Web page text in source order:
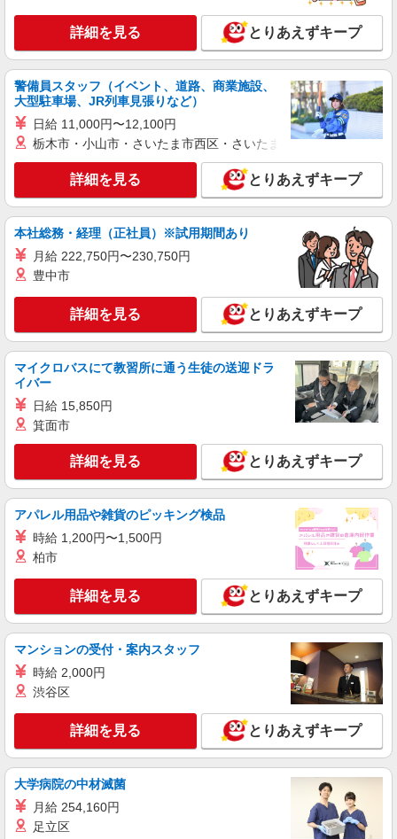
エイジフリーハウス横浜十日市場町
介護職／サービス付き高齢者向け住宅／夜勤専
従／パート
時給1,282円〜1,346円 ※経験・能力・資格等
による 社会福祉士・介護福祉士 時給1,346円 その
他資格 時給1,282円 ※一律処遇改善加算含む 〇時
間外勤務手当 〇土日祝勤務手当 〇夜勤手当 〇深
夜勤務手当 〇年末年始勤務手当 〇早朝7:00〜
8:00/夜間18:00〜20:00は時給25％UP
エイジフリーハウス横浜十日市場町 神奈川県
横浜市緑区十日市場町879番地3
キープ 詳細を見る
エイジフリーハウス横浜十日市場町
介護職／サービス付き高齢者向け住宅／パート
時給1,282円〜1,346円 ※経験・能力・資格等
による 社会福祉士・介護福祉士 時給1,346円 その
他資格 時給1,282円 ※一律処遇改善加算含む 〇時
間外勤務手当 〇土日祝勤務手当 〇夜勤手当 〇深
夜勤務手当 〇年末年始勤務手当 〇早朝7:00〜
8:00/夜間18:00〜20:00は時給25％UP
エイジフリーハウス横浜十日市場町 神奈川県
横浜市緑区十日市場町879番地3
詳細を見る
パート
エイジフリーハウス横浜十日市場町
サービス付き高齢者向け住宅／介護職／日勤の
み
時給1,282円〜1,346円 ※経験・能力・資格等
による 社会福祉士・介護福祉士 時給1,346円 その
他資格 時給1,282円 ※一律処遇改善加算含む 〇時
間外勤務手当 〇土日祝勤務手当 〇夜勤手当 〇深
夜勤務手当 〇年末年始勤務手当 〇早朝7:00〜
8:00/夜間18:00〜20:00は時給25％UP
エイジフリーハウス横浜十日市場町 神奈川県
キープ 詳細を見る
パート
エイジフリーハウス横浜十日市場町
サービス付き高齢者向け住宅／介護職／早出の
時給1,282円〜1,346円 ※経験・能力・資格等
による 社会福祉士・介護福祉士 時給1,346円 その
他資格 時給1,282円 ※一律処遇改善加算含む 〇時
間外勤務手当 〇土日祝勤務手当 〇夜勤手当 〇深
夜勤務手当 〇年末年始勤務手当 〇早朝7:00〜
8:00/夜間18:00〜20:00は時給25％UP
エイジフリーハウス横浜十日市場町 神奈川県
横浜市緑区十日市場町879番地3
キープ 詳細を見る
詳細を見る とりあえずキープ
警備員スタッフ（イベント、道路、商業施設、
大型駐車場、JR列車見張りなど）
日給 11,000円〜12,100円
栃木市・小山市・さいたま市西区・さいたま市岩槻区・久喜市・
詳細を見る とりあえずキープ
本社総務・経理（正社員）※試用期間あり
月給 222,750円〜230,750円
豊中市
詳細を見る とりあえずキープ
マイクロバスにて教習所に通う生徒の送迎ドラ
イバー
日給 15,850円
箕面市
詳細を見る とりあえずキープ
アパレル用品や雑貨のピッキング検品
時給 1,200円〜1,500円
柏市
詳細を見る とりあえずキープ
マンションの受付・案内スタッフ
時給 2,000円
渋谷区
詳細を見る とりあえずキープ
大学病院の中材滅菌
月給 254,160円
足立区